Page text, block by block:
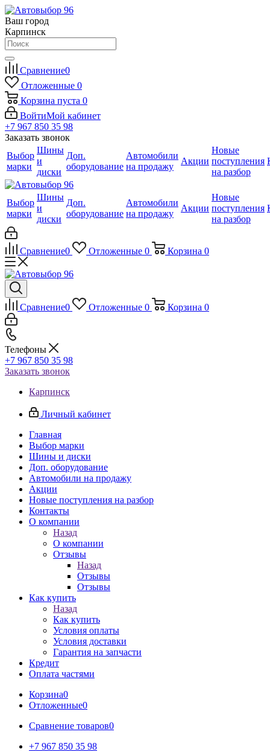
Ваш город
Карпинск
Сравнение0
Отложенные 0
Корзина пуста 0
ВойтиМой кабинет
+7 967 850 35 98
Заказать звонок
Выбор
марки
Шины
и
диски
Доп.
оборудование
Автомобили
на продажу
Акции
Новые
поступления
на разбор
Выбор
марки
Шины
и
диски
Доп.
оборудование
Автомобили
на продажу
Акции
Новые
поступления
на разбор
Сравнение0 Отложенные 0 Корзина 0
Сравнение0 Отложенные 0 Корзина 0
Телефоны
+7 967 850 35 98
Заказать звонок
Карпинск
Личный кабинет
Главная
Выбор марки
Шины и диски
Доп. оборудование
Автомобили на продажу
Акции
Новые поступления на разбор
Контакты
О компании
Назад
О компании
Отзывы
Назад
Отзывы
Отзывы
Как купить
Назад
Как купить
Условия оплаты
Условия доставки
Гарантия на запчасти
Кредит
Оплата частями
Корзина0
Отложенные0
Сравнение товаров0
+7 967 850 35 98